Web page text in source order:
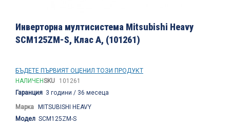
към
началото
на
снимки
Инверторна мултисистема Mitsubishi Heavy
SCM125ZM-S, Клас А, (101261)
БЪДЕТЕ ПЪРВИЯТ ОЦЕНИЛ ТОЗИ ПРОДУКТ
НАЛИЧЕНSKU
101261
Гаранция 3 години / 36 месеца
Марка MITSUBISHI HEAVY
Модел SCM125ZM-S